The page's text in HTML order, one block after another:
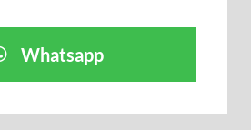
Whatsapp